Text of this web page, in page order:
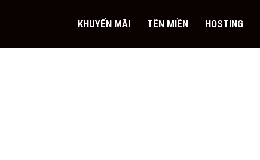
KHUYẾN MÃI TÊN MIỀN HOSTING